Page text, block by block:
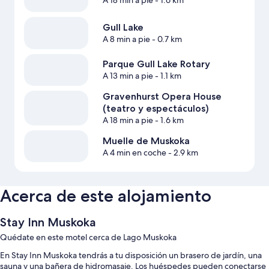
Gull Lake
A 8 min a pie- 0.7 km
Parque Gull Lake Rotary
A 13 min a pie- 1.1 km
Gravenhurst Opera House
(teatro y espectáculos)
A 18 min a pie- 1.6 km
Muelle de Muskoka
A 4 min en coche- 2.9 km
Acerca de este alojamiento
Stay Inn Muskoka
Quédate en este motel cerca de Lago Muskoka
En Stay Inn Muskoka tendrás a tu disposición un brasero de jardín, una
sauna y una bañera de hidromasaje. Los huéspedes pueden conectarse